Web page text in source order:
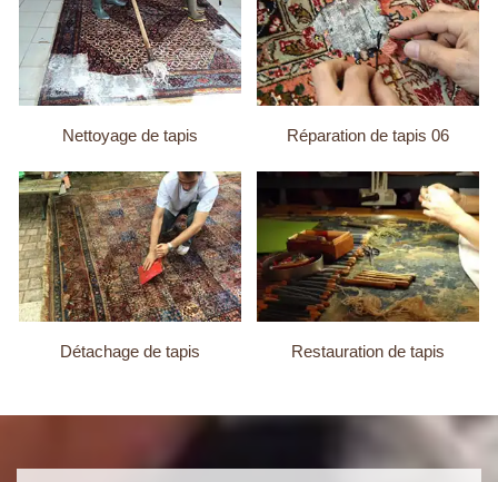
Nettoyage de tapis Réparation de tapis 06
Détachage de tapis Restauration de tapis